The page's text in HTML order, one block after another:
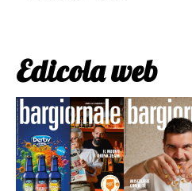
Edicola web